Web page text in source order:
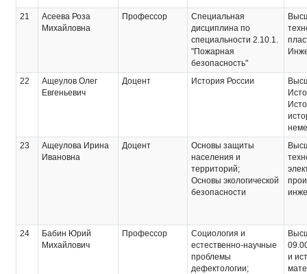
21
Асеева Роза
Михайловна
Профессор
Специальная
дисциплина по
специальности 2.10.1.
"Пожарная
безопасность"
22
Ащеулов Олег
Евгеньевич
Доцент История России
23
Ащеулова Ирина
Ивановна
Доцент
Основы защиты
населения и
территорий;
Основы экологической
безопасности
24
Бабин Юрий
Михайлович
Профессор
Социология и
естественно-научные
проблемы
дефектологии;
и